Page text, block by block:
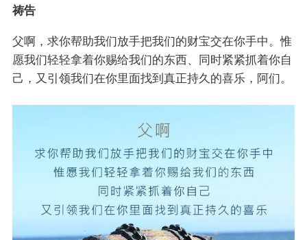
祷告
父啊，求你帮助我们放手把我们的财宝交在你手中。惟
愿我们轻轻拿着你赐给我们的东西、同时紧紧抓着你自
己，又引领我们在你里面找到真正持久的喜乐，阿们。